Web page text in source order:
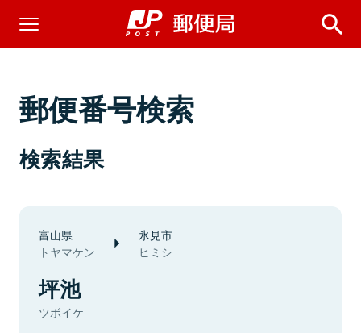
郵便番号検索
検索結果
富山県
トヤマケン
氷見市
ヒミシ
坪池
ツボイケ